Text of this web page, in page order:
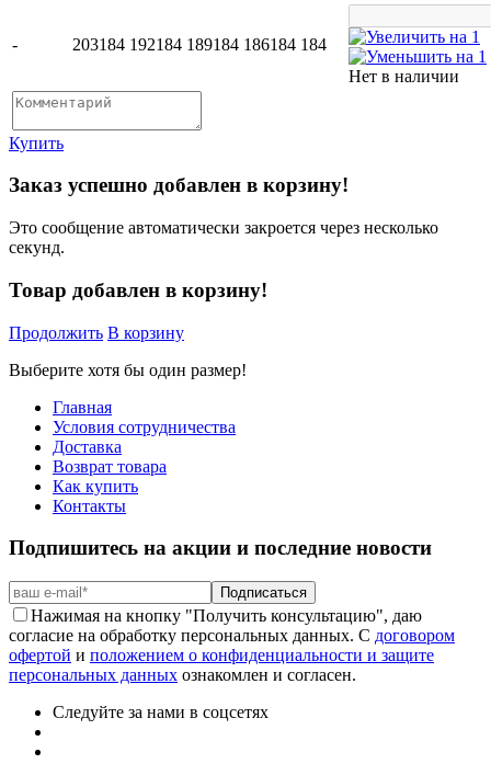
- 203184 192184 189184 186184 184
Нет в наличии
Купить
Заказ успешно добавлен в корзину!
Это сообщение автоматически закроется через несколько
секунд.
Товар добавлен в корзину!
Продолжить В корзину
Выберите хотя бы один размер!
Главная
Условия сотрудничества
Доставка
Возврат товара
Как купить
Контакты
Подпишитесь на акции и последние новости
Подписаться
Нажимая на кнопку "Получить консультацию", даю
согласие на обработку персональных данных. С договором
офертой и положением о конфиденциальности и защите
персональных данных ознакомлен и согласен.
Следуйте за нами в соцсетях